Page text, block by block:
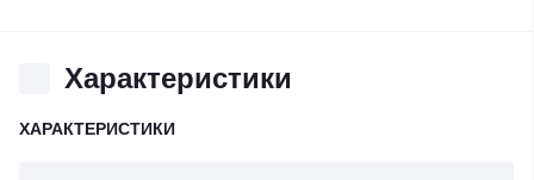
Характеристики
ХАРАКТЕРИСТИКИ